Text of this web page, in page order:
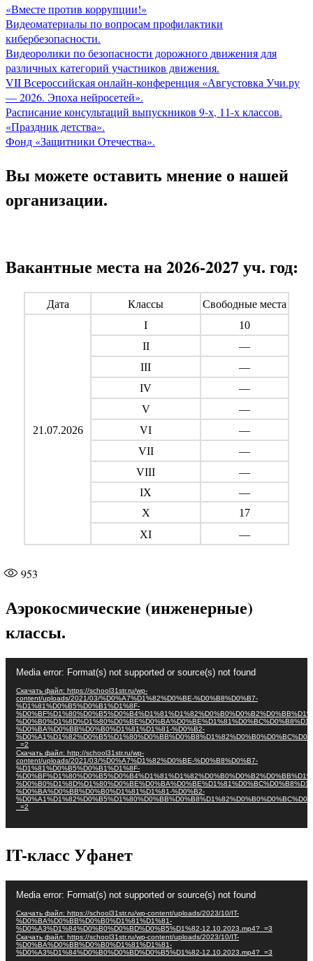
«Вместе против коррупции!»
Видеоматериалы по вопросам профилактики
кибербезопасности.
Видеоролики по безопасности дорожного движения для
различных категорий участников движения.
VII Всероссийская онлайн-конференция «Августовка Учи.ру
— 2026. Эпоха нейросетей».
Расписание консультаций выпускников 9-х, 11-х классов.
«Праздник детства».
Фонд «Защитники Отечества».
Вы можете оставить мнение о нашей
организации.
Вакантные места на 2026-2027 уч. год:
Дата Классы Свободные места
21.07.2026
I
10
II
—
III
—
IV
—
V
—
VI
—
VII
—
VIII
—
IX
—
X
17
XI
—
953
Аэрокосмические (инженерные)
классы.
Видеоплеер
Media error: Format(s) not supported or source(s) not found
Скачать файл: https://school31str.ru/wp-
content/uploads/2021/03/%D0%A7%D1%82%D0%BE-%D0%B8%D0%B7-
%D1%81%D0%B5%D0%B1%D1%8F-
%D0%BA%D0%BB%D0%B0%D1%81%D1%81-%D0%B2-
_=2
Скачать файл: http://school31str.ru/wp-
content/uploads/2021/03/%D0%A7%D1%82%D0%BE-%D0%B8%D0%B7-
%D1%81%D0%B5%D0%B1%D1%8F-
%D0%BA%D0%BB%D0%B0%D1%81%D1%81-%D0%B2-
_=2
IT-класс Уфанет
Media error: Format(s) not supported or source(s) not found
Скачать файл: https://school31str.ru/wp-content/uploads/2023/10/IT-
%D0%BA%D0%BB%D0%B0%D1%81%D1%81-
%D0%A3%D1%84%D0%B0%D0%BD%D0%B5%D1%82-12.10.2023.mp4?_=3
Скачать файл: https://school31str.ru/wp-content/uploads/2023/10/IT-
%D0%BA%D0%BB%D0%B0%D1%81%D1%81-
%D0%A3%D1%84%D0%B0%D0%BD%D0%B5%D1%82-12.10.2023.mp4?_=3